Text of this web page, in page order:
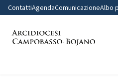
ContattiAgendaComunicazioneAlbo